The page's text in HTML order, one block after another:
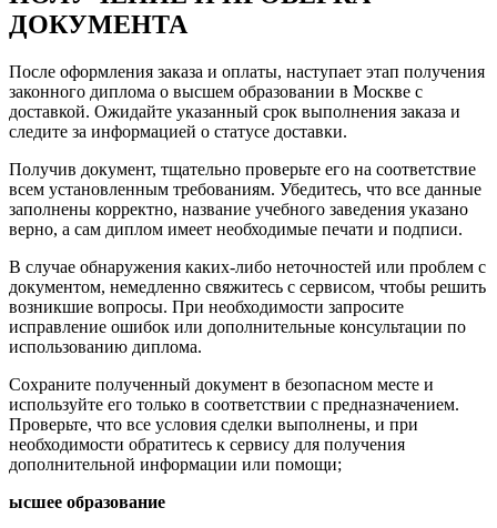
ДОКУМЕНТА
После оформления заказа и оплаты, наступает этап получения
законного диплома о высшем образовании в Москве с
доставкой.​ Ожидайте указанный срок выполнения заказа и
следите за информацией о статусе доставки.​
Получив документ, тщательно проверьте его на соответствие
всем установленным требованиям. Убедитесь, что все данные
заполнены корректно, название учебного заведения указано
верно, а сам диплом имеет необходимые печати и подписи.
В случае обнаружения каких-либо неточностей или проблем с
документом, немедленно свяжитесь с сервисом, чтобы решить
возникшие вопросы.​ При необходимости запросите
исправление ошибок или дополнительные консультации по
использованию диплома.​
Сохраните полученный документ в безопасном месте и
используйте его только в соответствии с предназначением.​
Проверьте, что все условия сделки выполнены, и при
необходимости обратитесь к сервису для получения
дополнительной информации или помощи;
ысшее образование